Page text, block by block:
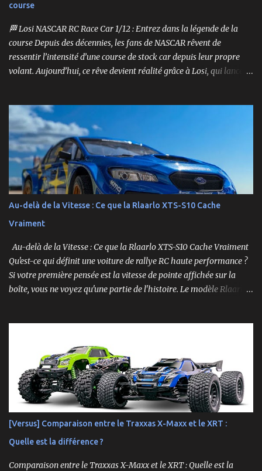
course
🏁 Losi NASCAR RC Race Car 1/12 : Entrez dans la légende de la
course Depuis des décennies, les fans de NASCAR rêvent de
ressentir l’intensité d’une course de stock car depuis leur propre
volant. Aujourd’hui, ce rêve devient réalité grâce à Losi, qui lance
foncer sur n’importe quelle surface plate. Voici le Losi NASCAR RC
Race Car , dans sa version Ryan Blaney No. 12 Advance Auto Parts
Ford Mustang RTR 2025 .
Au-delà de la Vitesse : Ce que la Rlaarlo XTS-S10 Cache
Vraiment
Au-delà de la Vitesse : Ce que la Rlaarlo XTS-S10 Cache Vraiment
Qu'est-ce qui définit une voiture de rallye RC haute performance ?
Si votre première pensée est la vitesse de pointe affichée sur la
boîte, vous ne voyez qu'une partie de l'histoire. Le modèle Rlaarlo
qui font de cette machine bien plus qu'un simple bolide. Un Modèle,
Deux Philosophies : Le Choix Entre "Prêt à Rouler" et "À
Personnaliser" Rlaarlo propose la XTS-S10 en deux versions
distinctes, une décision brillante qui s'adresse à l'ensemble de la
communauté RC. D'un côté, la version RTR (Ready to Run),
complète et prête à l'emploi. De l'autre, la version "Roller", un
châssis presque assemblé mais livré sans aucune électronique : ni
moteur, ni servo, ni ESC, ni batterie. ...
[Versus] Comparaison entre le Traxxas X-Maxx et le XRT :
Quelle est la différence ?
Comparaison entre le Traxxas X-Maxx et le XRT : Quelle est la